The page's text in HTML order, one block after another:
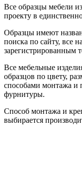
Все образцы мебели
проекту в
Образцы имеют
поиска по сайту, все
зарегистрированным
Все мебельные
образцов по цвету,
способами монтажа и
фурнитуры.
Способ монтажа и
выбирается